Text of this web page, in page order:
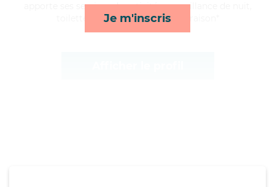
Je m'inscris
apporte ses services de activités, surveillance de nuit,
toilette/habillage et courses/livraison*